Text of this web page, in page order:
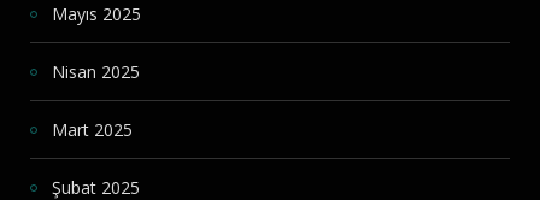
Mayıs 2025
Nisan 2025
Mart 2025
Şubat 2025